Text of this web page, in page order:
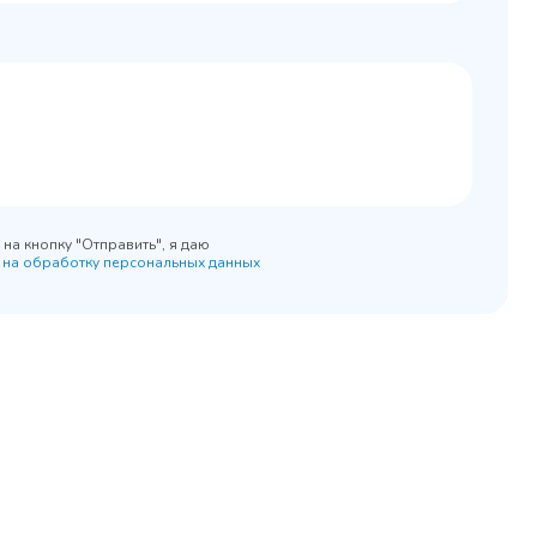
кнопку "Отправить", я даю
на обработку персональных данных